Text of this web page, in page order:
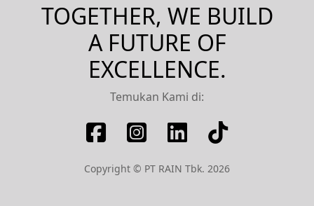
TOGETHER, WE BUILD
A FUTURE OF
EXCELLENCE.
Temukan Kami di:
Copyright © PT RAIN Tbk. 2026